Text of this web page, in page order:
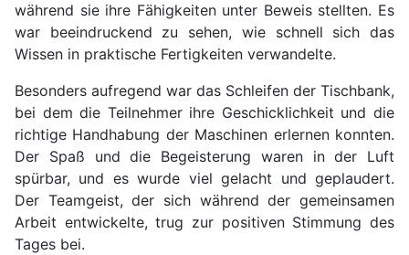
während sie ihre Fähigkeiten unter Beweis stellten. Es
war beeindruckend zu sehen, wie schnell sich das
Wissen in praktische Fertigkeiten verwandelte.
Besonders aufregend war das Schleifen der Tischbank,
bei dem die Teilnehmer ihre Geschicklichkeit und die
richtige Handhabung der Maschinen erlernen konnten.
Der Spaß und die Begeisterung waren in der Luft
spürbar, und es wurde viel gelacht und geplaudert.
Der Teamgeist, der sich während der gemeinsamen
Arbeit entwickelte, trug zur positiven Stimmung des
Tages bei.